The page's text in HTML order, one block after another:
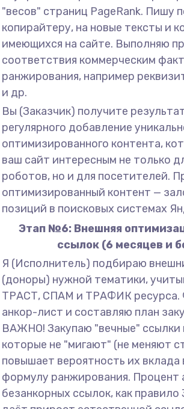
"весов" страниц PageRank. Пишу
копирайтеру, на новые тексты и
имеющихся на сайте. Выполняю
соответствия коммерческим
ранжирования, например
и др.
Вы (Заказчик) получите
регулярного добавление
оптимизированного контента,
ваш сайт интересным не только
роботов, но и для посетителей.
оптимизированный контент —
позиций в поисковых системах
Этап №6: Внешняя
ссылок (6 месяцев и
Я (Исполнитель) подбираю
(доноры) нужной тематики,
ТРАСТ, СПАМ и ТРАФИК ресурса.
анкор-лист и составляю план
ВАЖНО! Закупаю "вечные" ссылки
которые не "мигают" (не меняют
повышает вероятность их
формулу ранжирования. Процент
безанкорных ссылок, как правило